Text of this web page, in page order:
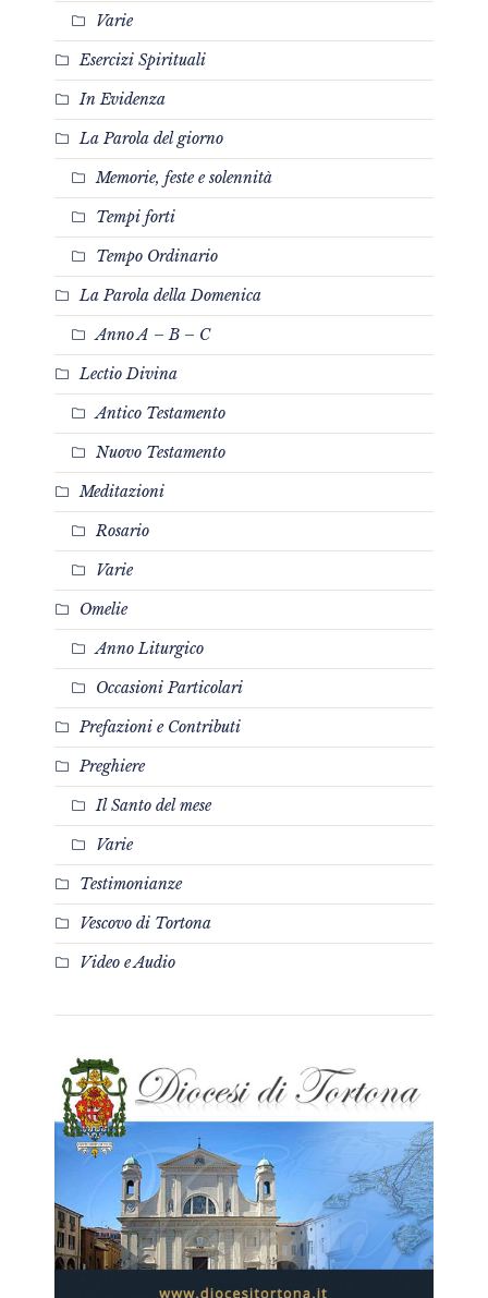
Varie
Esercizi Spirituali
In Evidenza
La Parola del giorno
Memorie, feste e solennità
Tempi forti
Tempo Ordinario
La Parola della Domenica
Anno A – B – C
Lectio Divina
Antico Testamento
Nuovo Testamento
Meditazioni
Rosario
Varie
Omelie
Anno Liturgico
Occasioni Particolari
Prefazioni e Contributi
Preghiere
Il Santo del mese
Varie
Testimonianze
Vescovo di Tortona
Video e Audio